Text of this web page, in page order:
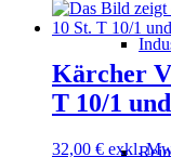
Kärcher
T 10/1
32,00 € exkl.